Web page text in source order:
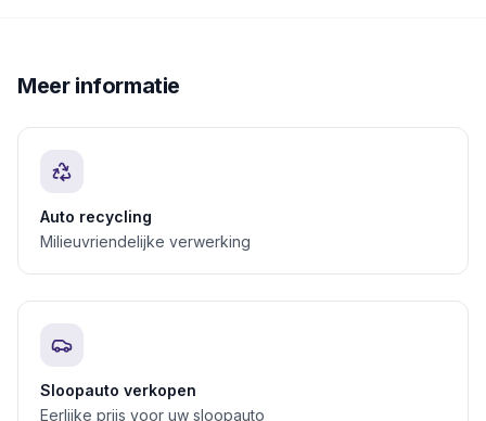
Meer informatie
Auto recycling
Milieuvriendelijke verwerking
Sloopauto verkopen
Eerlijke prijs voor uw sloopauto